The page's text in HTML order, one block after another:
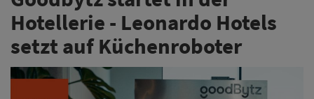
Hotellerie - Leonardo Hotels
setzt auf Küchenroboter